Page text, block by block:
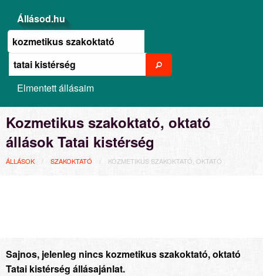
Állásod.hu
Elmentett állásaim
Kozmetikus szakoktató, oktató
állások Tatai kistérség
ÁLLÁSOK SZAKOKTATÓ KOZMETIKUS SZAKOKTATÓ, OKTATÓ
Sajnos, jelenleg nincs kozmetikus szakoktató, oktató
Tatai kistérség állásajánlat.